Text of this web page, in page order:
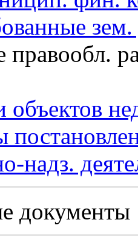
правообл.
объектов
надз.
документы